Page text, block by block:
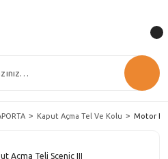
Kaput Açma Tel Ve Kolu Motor